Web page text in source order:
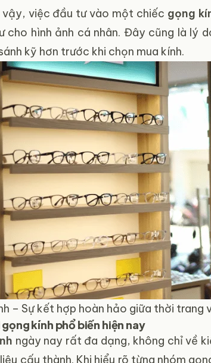
vậy, việc đầu tư vào một chiếc gọng
cho hình ảnh cá nhân. Đây cũng là lý
kỹ hơn trước khi chọn mua kính.
– Sự kết hợp hoàn hảo giữa thời trang
kính phổ biến hiện nay
ngày nay rất đa dạng, không chỉ về
cấu thành. Khi hiểu rõ từng nhóm